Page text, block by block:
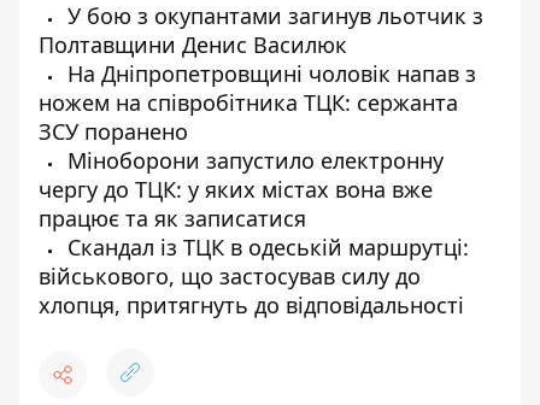
У бою з окупантами загинув льотчик з
Полтавщини Денис Василюк
На Дніпропетровщині чоловік напав з
ножем на співробітника ТЦК: сержанта
ЗСУ поранено
Міноборони запустило електронну
чергу до ТЦК: у яких містах вона вже
працює та як записатися
Скандал із ТЦК в одеській маршрутці:
військового, що застосував силу до
хлопця, притягнуть до відповідальності